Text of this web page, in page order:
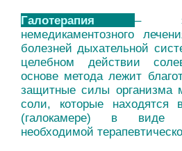
Галотерапия
–
немедикаментозного
болезней дыхательной
целебном действии
основе метода лежит
защитные силы организма
соли, которые находятся
(галокамере) в виде
необходимой